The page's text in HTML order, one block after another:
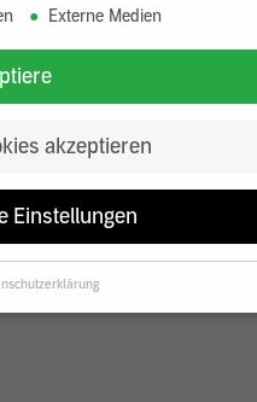
Externe Medien
akzeptieren
Einstellungen